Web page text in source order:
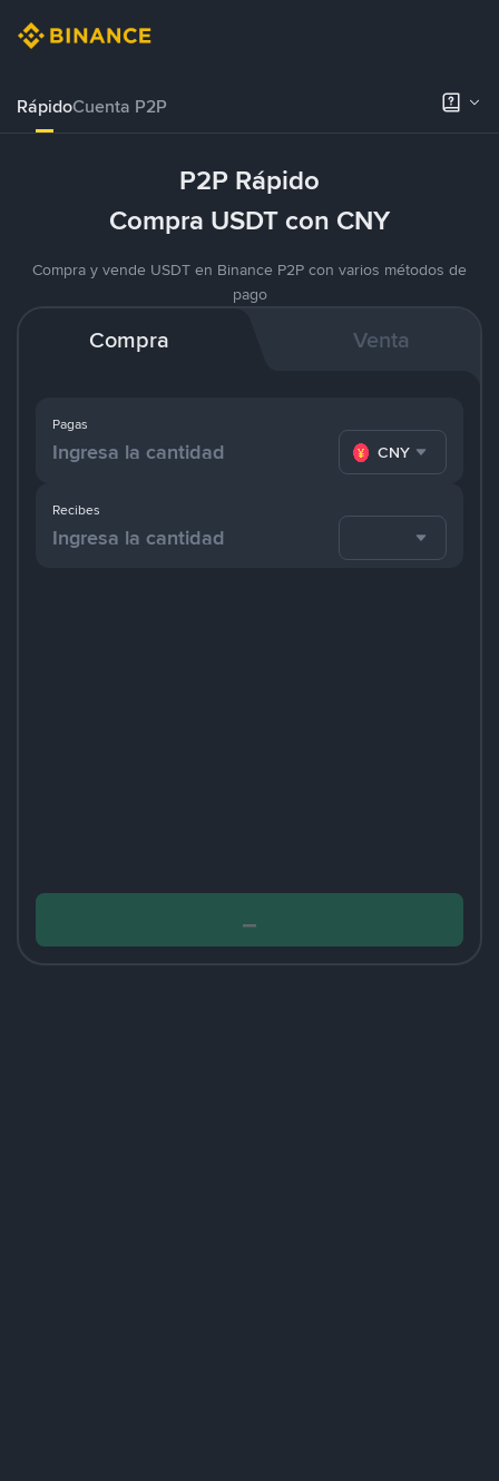
RápidoCuenta P2P
P2P Rápido
Compra USDT con CNY
Compra y vende USDT en Binance P2P con varios métodos de
pago
Compra Venta
Pagas
CNY
Recibes